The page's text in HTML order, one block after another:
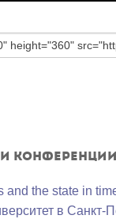
конференции
and the state in
в Санкт-